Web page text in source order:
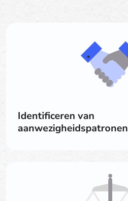
Identificeren van
aanwezigheidspatronen